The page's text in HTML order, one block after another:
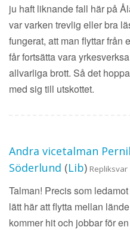
ju haft liknande fall här på
var varken trevlig eller bra
fungerat, att man flyttar från
får fortsätta vara
allvarliga brott. Så det
med sig till utskottet.
Andra vicetalman
Söderlund (Lib) Repliksvar
Talman! Precis som
lätt här att flytta mellan
kommer hit och jobbar för